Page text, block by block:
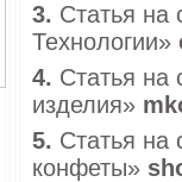
3. Статья на
Технологии»
4. Статья на
изделия»
5. Статья на
конфеты»